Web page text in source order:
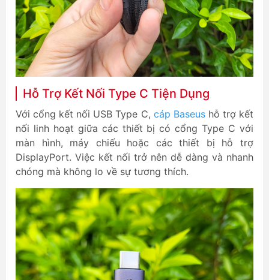
Hỗ Trợ Kết Nối Type C Tiện Dụng
Với cổng kết nối USB Type C, cáp Baseushỗ trợ kết
nối linh hoạt giữa các thiết bị có cổng Type C với
màn hình, máy chiếu hoặc các thiết bị hỗ trợ
DisplayPort. Việc kết nối trở nên dễ dàng và nhanh
chóng mà không lo về sự tương thích.